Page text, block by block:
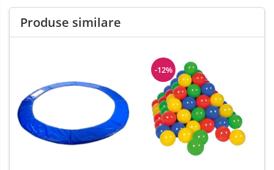
Produse similare
-12%